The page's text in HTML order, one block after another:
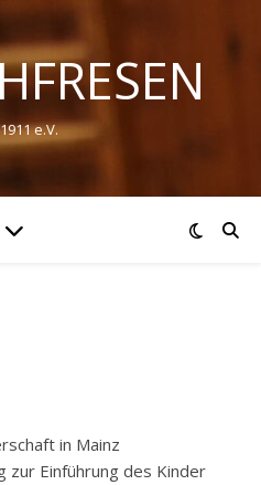
e.V.
in Mainz
zur Einführung des Kinder